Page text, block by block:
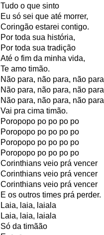
Tudo o que sinto
Eu só sei que até morrer,
Coringão estarei contigo.
Por toda sua história,
Por toda sua tradição
Até o fim da minha vida,
Te amo timão.
Não para, não para, não para
Não para, não para, não para
Não para, não para, não para
Vai pra cima timão.
Poropopo po po po po
Poropopo po po po po
Poropopo po po po po
Poropopo po po po po
Corinthians veio prá vencer
Corinthians veio prá vencer
Corinthians veio prá vencer
E os outros times prá perder.
Laia, laia, laiala
Laia, laia, laiala
Só da timãão